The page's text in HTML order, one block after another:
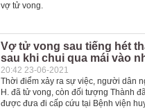
vợ tử vong.
Vợ tử vong sau tiếng hét
sau khi chui qua mái vào
20:42 23-06-2021
Thời điểm xảy ra sự việc, người dân
H. đã tử vong, còn đối tượng Thành
được đưa đi cấp cứu tại Bệnh viện